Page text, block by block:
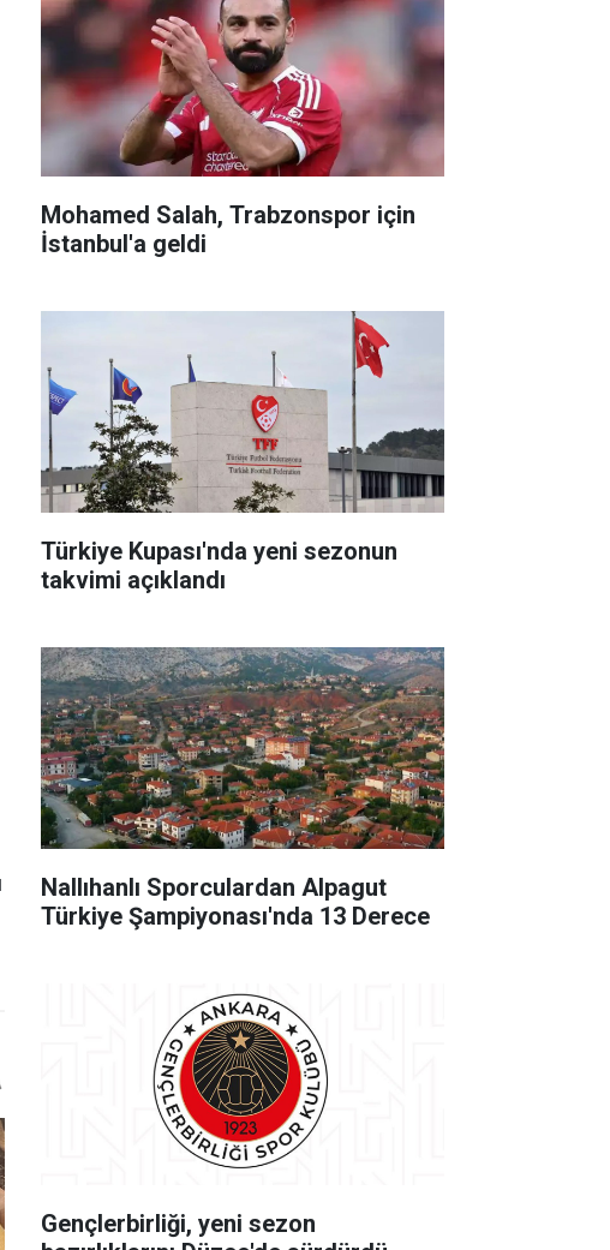
Mohamed Salah, Trabzonspor için
İstanbul'a geldi
Türkiye Kupası'nda yeni sezonun
takvimi açıklandı
Nallıhanlı Sporculardan Alpagut
Türkiye Şampiyonası'nda 13 Derece
Gençlerbirliği, yeni sezon